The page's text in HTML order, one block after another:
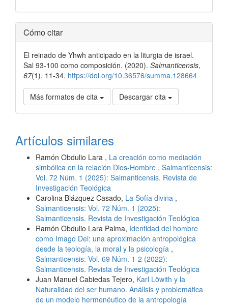
Detalles
del
artículo
Cómo citar
El reinado de Yhwh anticipado en la liturgia de israel.
Sal 93-100 como composición. (2020). Salmanticensis,
67(1), 11-34. https://doi.org/10.36576/summa.128664
Más formatos de cita Descargar cita
Artículos similares
Ramón Obdulio Lara , La creación como mediación
simbólica en la relación Dios-Hombre , Salmanticensis:
Vol. 72 Núm. 1 (2025): Salmanticensis. Revista de
Investigación Teológica
Carolina Blázquez Casado, La Sofía divina ,
Salmanticensis: Vol. 72 Núm. 1 (2025):
Salmanticensis. Revista de Investigación Teológica
Ramón Obdulio Lara Palma, Identidad del hombre
como Imago Dei: una aproximación antropológica
desde la teología, la moral y la psicología ,
Salmanticensis: Vol. 69 Núm. 1-2 (2022):
Salmanticensis. Revista de Investigación Teológica
Juan Manuel Cabiedas Tejero, Karl Löwith y la
Naturalidad del ser humano. Análisis y problemática
de un modelo hermenéutico de la antropología